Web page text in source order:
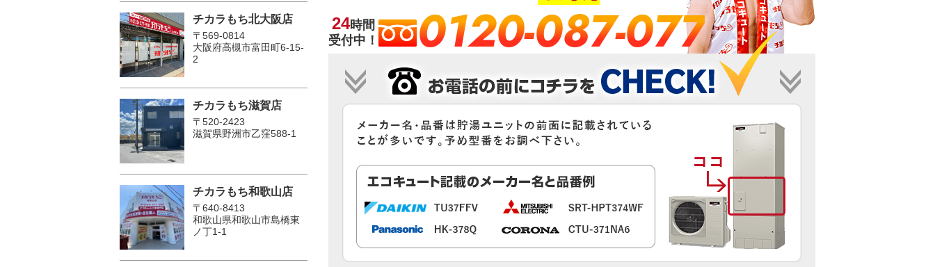
24時間
受付中！
0120-087-077
チカラもち北大阪店
〒569-0814
大阪府高槻市富田町6-15-
2
チカラもち滋賀店
〒520-2423
滋賀県野洲市乙窪588-1
チカラもち和歌山店
〒640-8413
和歌山県和歌山市島橋東
ノ丁1-1